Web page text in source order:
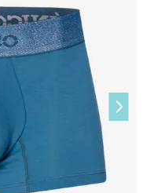
slide